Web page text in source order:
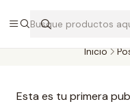
Buga,
Inicio
Esta es tu primera